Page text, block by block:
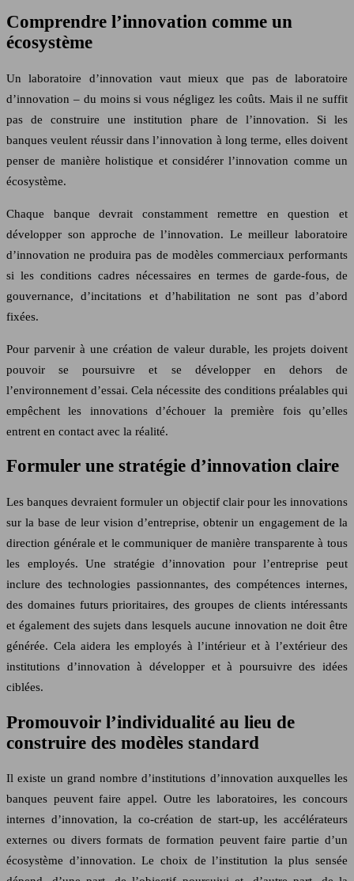
Comprendre l’innovation comme un
écosystème
Un laboratoire d’innovation vaut mieux que pas de laboratoire
d’innovation – du moins si vous négligez les coûts. Mais il ne suffit
pas de construire une institution phare de l’innovation. Si les
banques veulent réussir dans l’innovation à long terme, elles doivent
penser de manière holistique et considérer l’innovation comme un
écosystème.
Chaque banque devrait constamment remettre en question et
développer son approche de l’innovation. Le meilleur laboratoire
d’innovation ne produira pas de modèles commerciaux performants
si les conditions cadres nécessaires en termes de garde-fous, de
gouvernance, d’incitations et d’habilitation ne sont pas d’abord
fixées.
Pour parvenir à une création de valeur durable, les projets doivent
pouvoir se poursuivre et se développer en dehors de
l’environnement d’essai. Cela nécessite des conditions préalables qui
empêchent les innovations d’échouer la première fois qu’elles
entrent en contact avec la réalité.
Formuler une stratégie d’innovation claire
Les banques devraient formuler un objectif clair pour les innovations
sur la base de leur vision d’entreprise, obtenir un engagement de la
direction générale et le communiquer de manière transparente à tous
les employés. Une stratégie d’innovation pour l’entreprise peut
inclure des technologies passionnantes, des compétences internes,
des domaines futurs prioritaires, des groupes de clients intéressants
et également des sujets dans lesquels aucune innovation ne doit être
générée. Cela aidera les employés à l’intérieur et à l’extérieur des
institutions d’innovation à développer et à poursuivre des idées
ciblées.
Promouvoir l’individualité au lieu de
construire des modèles standard
Il existe un grand nombre d’institutions d’innovation auxquelles les
banques peuvent faire appel. Outre les laboratoires, les concours
internes d’innovation, la co-création de start-up, les accélérateurs
externes ou divers formats de formation peuvent faire partie d’un
écosystème d’innovation. Le choix de l’institution la plus sensée